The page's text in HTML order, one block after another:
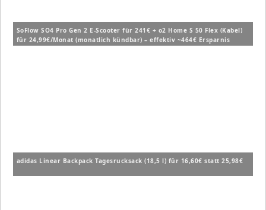
SoFlow SO4 Pro Gen 2 E-Scooter für 241€ + o2 Home S 50 Flex (Kabel)
für 24,99€/Monat (monatlich kündbar) – effektiv ~464€ Ersparnis
adidas Linear Backpack Tagesrucksack (18,5 l) für 16,60€ statt 25,98€